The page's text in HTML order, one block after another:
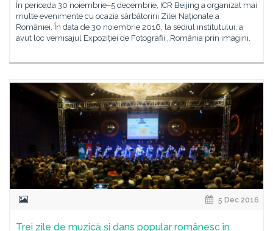
În perioada 30 noiembrie–5 decembrie, ICR Beijing a organizat mai
multe evenimente cu ocazia sărbătoririi Zilei Naționale a
României. În data de 30 noiembrie 2016, la sediul institutului, a
avut loc vernisajul Expoziției de Fotografii „România prin imagini.
5 Dec 2016
Trei zile de muzică și dans popular românesc în